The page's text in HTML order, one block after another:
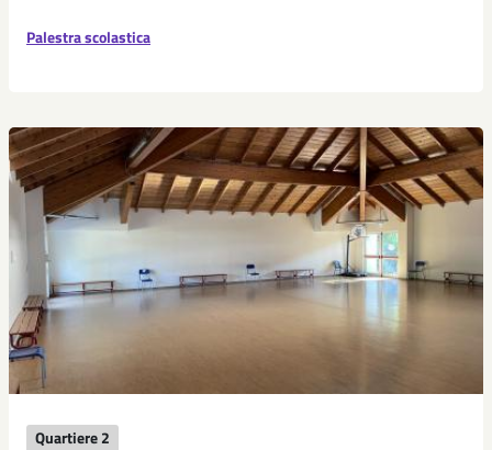
Palestra scolastica
Quartiere 2